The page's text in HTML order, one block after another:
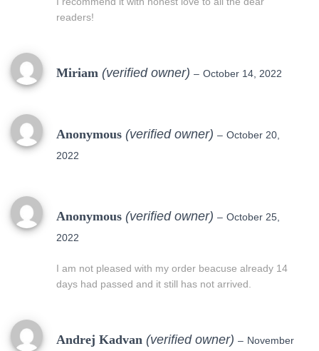
readers!
Miriam (verified owner) – October 14, 2022
Anonymous (verified owner) – October 20,
2022
Anonymous (verified owner) – October 25,
2022
I am not pleased with my order beacuse already 14
days had passed and it still has not arrived.
Andrej Kadvan (verified owner) – November